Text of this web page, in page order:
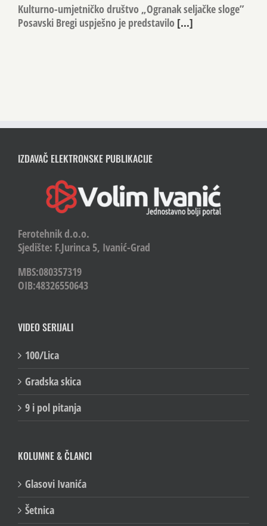
Kulturno-umjetničko društvo „Ogranak seljačke sloge”
Posavski Bregi uspješno je predstavilo [...]
IZDAVAČ ELEKTRONSKE PUBLIKACIJE
Ferotehnik d.o.o.
Sjedište: F.Jurinca 5, Ivanić-Grad
MBS:080357319
OIB:48326550643
VIDEO SERIJALI
100/Lica
Gradska skica
9 i pol pitanja
KOLUMNE & ČLANCI
Glasovi Ivanića
Šetnica